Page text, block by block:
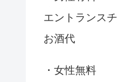
エントランス
お酒代
・女性無料